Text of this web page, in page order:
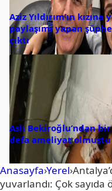
Aziz Yıldırım’ın
paylaşımı yapan
çıktı
Aslı Bekiroğlu’ndan
defa ameliyat olmuştu
Anasayfa›Yerel›
yuvarlandı: Çok sayıda